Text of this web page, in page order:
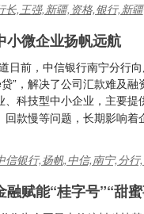
长,王强,新疆,资格,银行,新疆
小微企业扬帆远航
日前，中信银行南宁分行
”，解决了公司汇款难及融
科技型中小企业，主要提
款慢等问题，长期影响着
信银行,扬帆,中信,南宁,分行
赋能“桂字号”“甜